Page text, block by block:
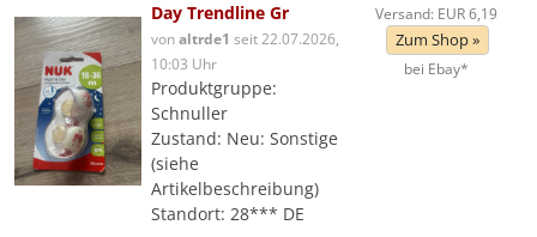
Day Trendline Gr
vonaltrde1 seit 22.07.2026,
10:03 Uhr
Produktgruppe:
Schnuller
Zustand: Neu: Sonstige
(siehe
Artikelbeschreibung)
Standort: 28*** DE
Versand: EUR 6,19
Zum Shop »
bei Ebay*